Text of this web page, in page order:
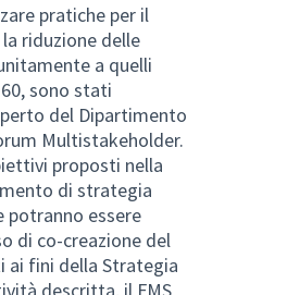
pratiche per il
riduzione delle
a quelli
sono stati
del Dipartimento
Multistakeholder.
proposti nella
di strategia
potranno essere
di co-creazione del
ai fini della Strategia
descritta, il FMS